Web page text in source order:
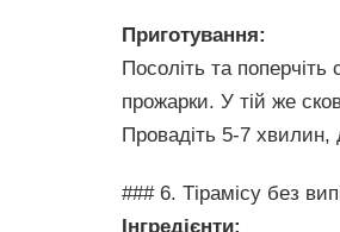
Приготування:
Посоліть та поперчіть
прожарки. У тій же
Провадіть 5-7
### 6. Тірамісу без
Інгредієнти: